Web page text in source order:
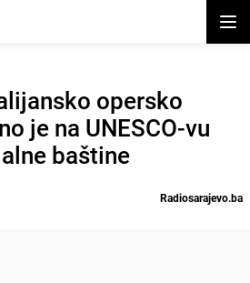
opersko
je na UNESCO-vu
baštine
Radiosarajevo.ba